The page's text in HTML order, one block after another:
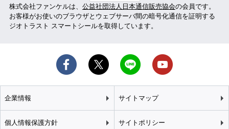
株式会社ファンケルは、 公益社団法人日本通信販売協会の会員です。
お客様がお使いのブラウザとウェブサーバ間の暗号化通信を証明する
ジオトラスト スマートシールを取得しています。
企業情報 サイトマップ
個人情報保護方針 サイトポリシー